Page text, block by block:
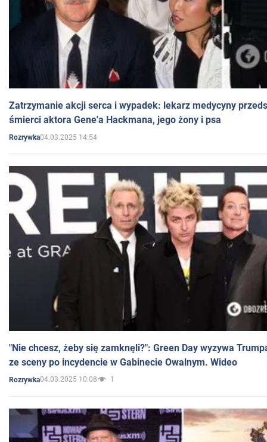
Zatrzymanie akcji serca i wypadek: lekarz medycyny
śmierci aktora Gene'a Hackmana, jego żony i psa
Rozrywka04.03.2025 14:54
"Nie chcesz, żeby się zamknęli?": Green Day wyzywa
ze sceny po incydencie w Gabinecie Owalnym. Wideo
Rozrywka04.03.2025 10:08 1